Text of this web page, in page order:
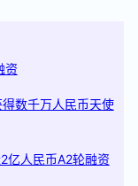
资
数千万人民币天使
亿人民币A2轮融资